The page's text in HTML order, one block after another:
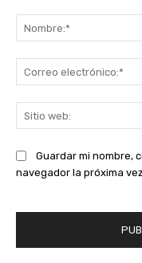
Guardar mi nombre,
navegador la próxima